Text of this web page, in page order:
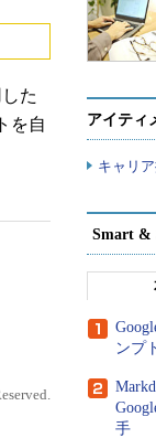
た
を自
アイティ
キャリ
Smart &
ンプ
手